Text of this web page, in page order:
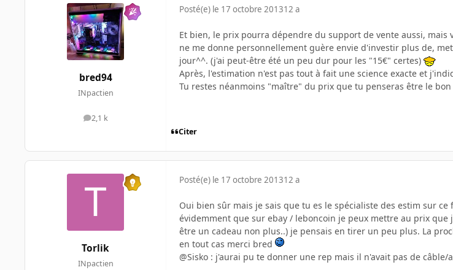
bred94
INpactien
2,1 k
messages
Posté(e) le 17 octobre 201312 a
Et bien, le prix pourra dépendre du support de vente aussi, mais
ne me donne personnellement guère envie d'investir plus de,
jour^^. (j'ai peut-être été un peu dur pour les "15€" certes)
Après, l'estimation n'est pas tout à fait une science exacte et
Tu restes néanmoins "maître" du prix que tu penseras être le
Citer
Torlik
INpactien
Posté(e) le 17 octobre 201312 a
Oui bien sûr mais je sais que tu es le spécialiste des estim sur ce
évidemment que sur ebay / leboncoin je peux mettre au prix
être un cadeau non plus..) je pensais en tirer un peu plus. La
en tout cas merci bred
@Sisko : j'aurai pu te donner une rep mais il n'avait pas de câble/